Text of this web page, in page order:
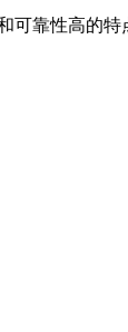
靠性高的